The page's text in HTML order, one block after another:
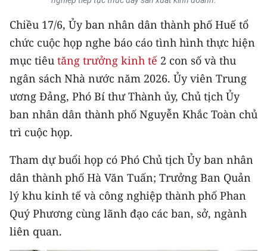
54 DÂN TỘC VIỆT NAM
CHƯƠNG TRÌNH OCOP - MỖI XÃ
MỘT SẢN PHẨM
RADIO
MEDIA CENTER
E-Magazine
Media Chính trị
Chiều 17/6, Ủy ban nhân dân thành phố Huế tổ
chức cuộc họp nghe báo cáo tình hình thực hiện
mục tiêu tăng trưởng kinh tế 2 con số và thu
ngân sách Nhà nước năm 2026. Ủy viên Trung
ương Đảng, Phó Bí thư Thành ủy, Chủ tịch Ủy
ban nhân dân thành phố Nguyễn Khắc Toàn chủ
trì cuộc họp.
Tham dự buổi họp có Phó Chủ tịch Ủy ban nhân
dân thành phố Hà Văn Tuấn; Trưởng Ban Quản
lý khu kinh tế và công nghiệp thành phố Phan
Quý Phương cùng lãnh đạo các ban, sở, ngành
liên quan.